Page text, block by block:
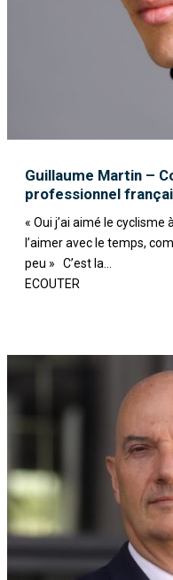
Guillaume Martin –
professionnel
« Oui j’ai aimé le cyclisme
l’aimer avec le temps,
peu » C’est la...
ECOUTER